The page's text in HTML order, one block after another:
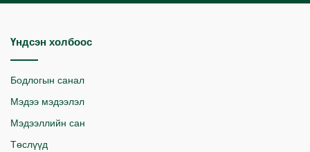
Үндсэн холбоос
Бодлогын санал
Мэдээ мэдээлэл
Мэдээллийн сан
Төслүүд